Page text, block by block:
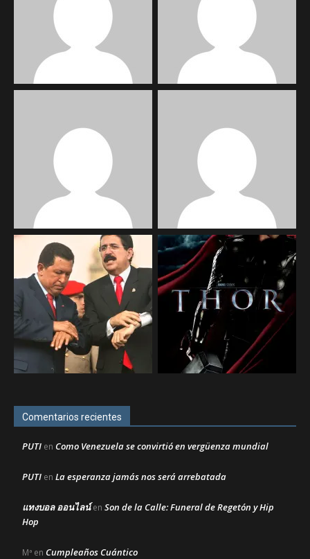
Comentarios recientes
PUTI en Como Venezuela se convirtió en vergüenza mundial
PUTI en La esperanza jamás nos será arrebatada
แทงบอล ออนไลน์en Son de la Calle: Funeral de Regetón y Hip
Hop
Mª en Cumpleaños Cuántico